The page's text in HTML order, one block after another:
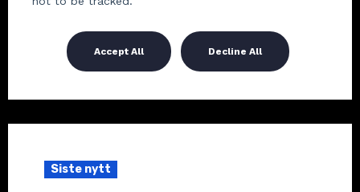
Siste nytt